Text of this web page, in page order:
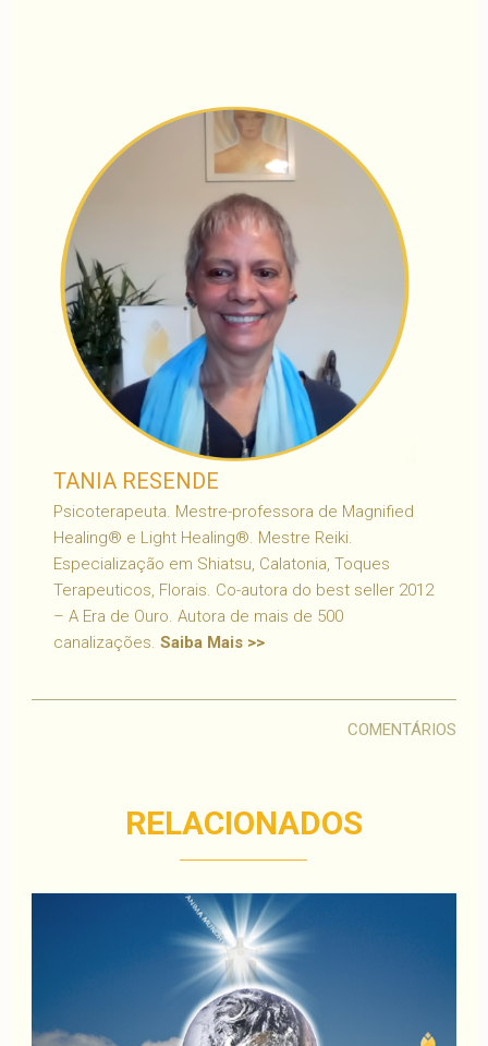
TANIA RESENDE
Psicoterapeuta. Mestre-professora de Magnified
Healing® e Light Healing®. Mestre Reiki.
Especialização em Shiatsu, Calatonia, Toques
Terapeuticos, Florais. Co-autora do best seller 2012
– A Era de Ouro. Autora de mais de 500
canalizações. Saiba Mais >>
COMENTÁRIOS
RELACIONADOS